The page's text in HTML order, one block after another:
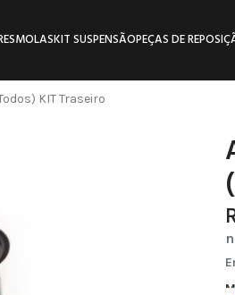
MOLASKIT SUSPENSÃOPEÇAS DE
KIT Traseiro